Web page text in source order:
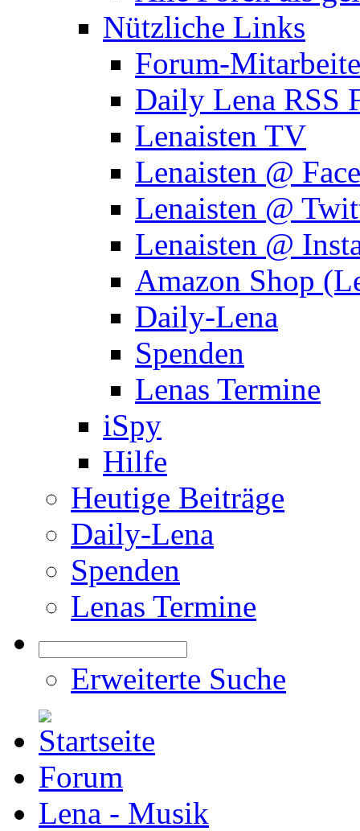
Nützliche Links
Forum-
Daily Lena RSS
Lenaisten TV
Lenaisten @
Lenaisten @
Lenaisten @
Amazon Shop
Daily-Lena
Spenden
Lenas Termine
iSpy
Hilfe
Heutige Beiträge
Daily-Lena
Spenden
Lenas Termine
Erweiterte Suche
Forum
Lena - Musik